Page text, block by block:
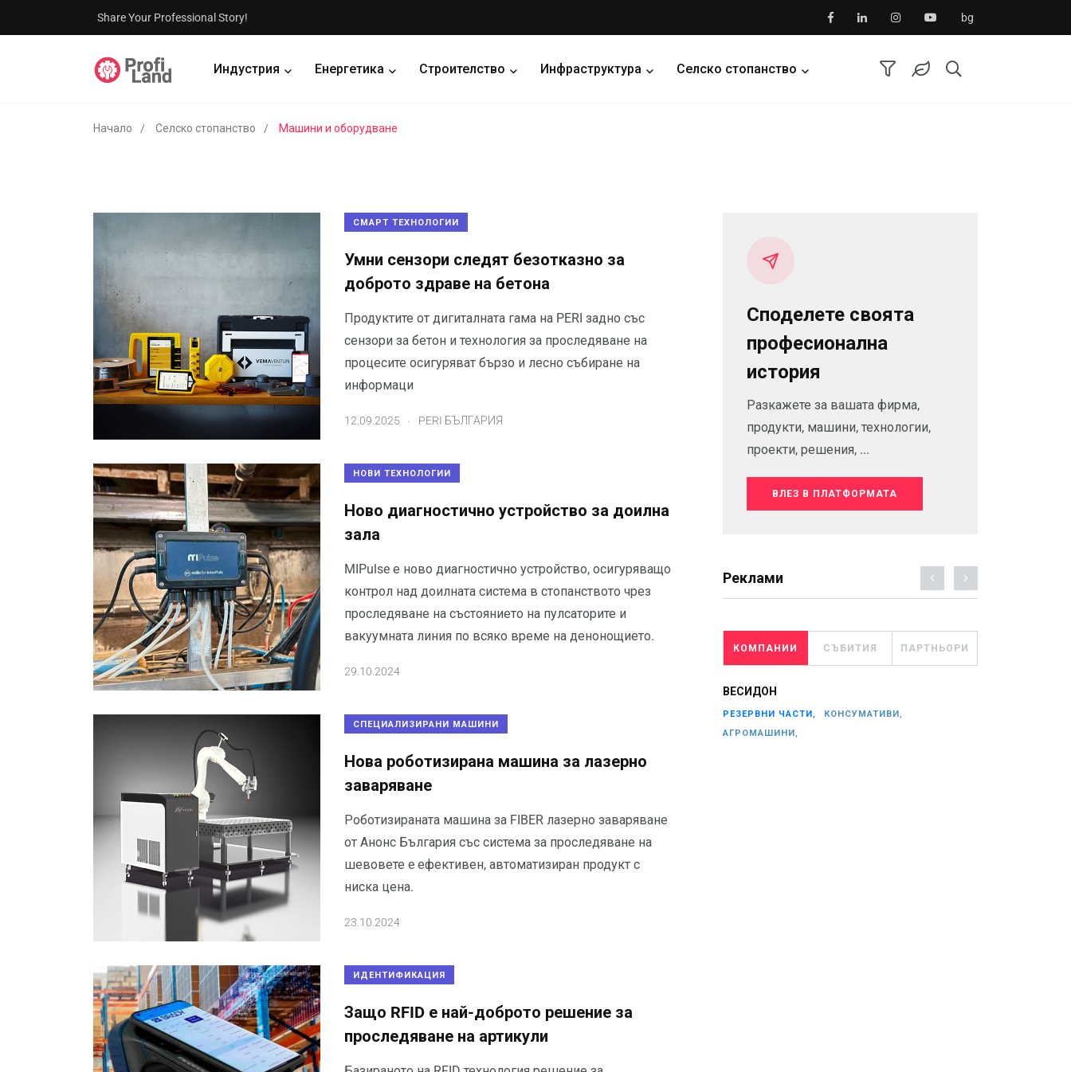
Share Your Professional Story! bg
Индустрия Енергетика Строителство Инфраструктура Селско стопанство
Начало Селско стопанство Машини и оборудване
СМАРТ ТЕХНОЛОГИИ
Умни сензори следят безотказно за
доброто здраве на бетона
Продуктите от дигиталната гама на PERI задно със
сензори за бетон и технология за проследяване на
процесите осигуряват бързо и лесно събиране на
информаци
12.09.2025 PERI БЪЛГАРИЯ
НОВИ ТЕХНОЛОГИИ
Ново диагностично устройство за доилна
зала
MIPulse е ново диагностично устройство, осигуряващо
контрол над доилната система в стопанството чрез
проследяване на състоянието на пулсаторите и
вакуумната линия по всяко време на денонощието.
29.10.2024
СПЕЦИАЛИЗИРАНИ МАШИНИ
Нова роботизирана машина за лазерно
заваряване
Роботизираната машина за FIBER лазерно заваряване
от Анонс България със система за проследяване на
шевовете e ефективен, автоматизиран продукт с
ниска цена.
23.10.2024
ИДЕНТИФИКАЦИЯ
Защо RFID е най-доброто решение за
проследяване на артикули
Споделете своята
професионална
история
Разкажете за вашата фирма,
продукти, машини, технологии,
проекти, решения, ...
ВЛЕЗ В ПЛАТФОРМАТА
Реклами
КОМПАНИИ СЪБИТИЯ ПАРТНЬОРИ
ВЕСИДОН
РЕЗЕРВНИ ЧАСТИ,
КОНСУМАТИВИ,
АГРОМАШИНИ,